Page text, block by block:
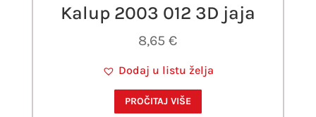
Kalup 2003 012 3D jaja
8,65€
Dodaj u listu želja
PROČITAJ VIŠE